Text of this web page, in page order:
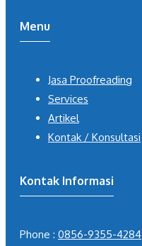
Menu
Jasa Proofreading
Services
Artikel
Kontak / Konsultasi
Kontak Informasi
Phone : 0856-9355-4284